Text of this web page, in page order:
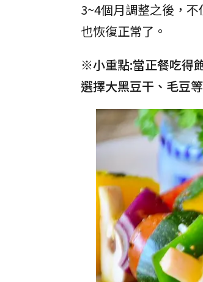
3~4個月調整之後，
也恢復正常了。
※小重點:當正餐吃得
選擇大黑豆干、毛豆